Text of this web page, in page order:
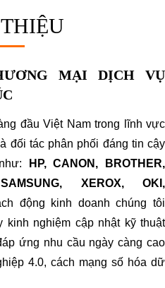
MẠI DỊCH VỤ
đầu Việt Nam trong lĩnh vực
đối tác phân phối đáng tin cậy
HP, CANON, BROTHER,
XEROX, OKI,
động kinh doanh chúng tôi
kinh nghiệm cập nhật kỹ thuật
ứng nhu cầu ngày càng cao
4.0, cách mạng số hóa dữ